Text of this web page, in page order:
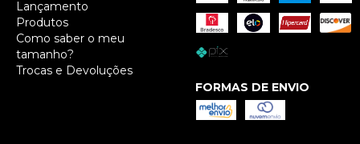
Lançamento
Produtos
Como saber o meu
tamanho?
Trocas e Devoluções
FORMAS DE ENVIO